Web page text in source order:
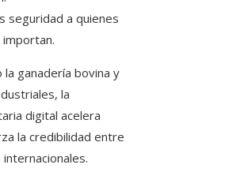
seguridad a quienes
la ganadería bovina y
la
digital acelera
la credibilidad entre